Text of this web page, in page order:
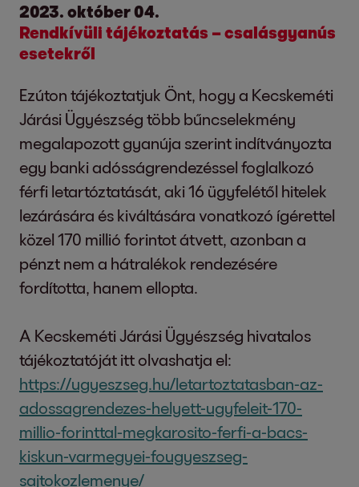
2023. október 04.
Rendkívüli tájékoztatás – csalásgyanús
esetekről
Ezúton tájékoztatjuk Önt, hogy a Kecskeméti
Járási Ügyészség több bűncselekmény
megalapozott gyanúja szerint indítványozta
egy banki adósságrendezéssel foglalkozó
férfi letartóztatását, aki 16 ügyfelétől hitelek
lezárására és kiváltására vonatkozó ígérettel
közel 170 millió forintot átvett, azonban a
pénzt nem a hátralékok rendezésére
fordította, hanem ellopta.
A Kecskeméti Járási Ügyészség hivatalos
tájékoztatóját itt olvashatja el:
https://ugyeszseg.hu/letartoztatasban-az-
adossagrendezes-helyett-ugyfeleit-170-
millio-forinttal-megkarosito-ferfi-a-bacs-
kiskun-varmegyei-fougyeszseg-
sajtokozlemenye/